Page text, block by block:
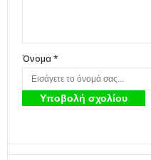
Όνομα *